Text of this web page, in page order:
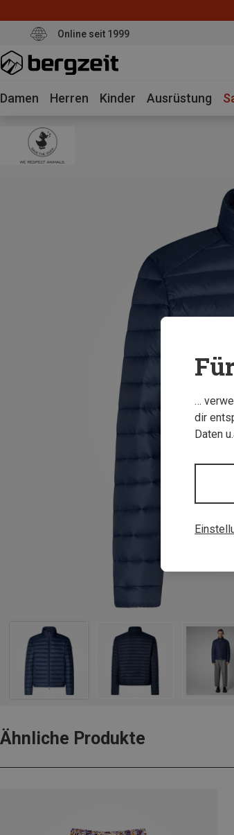
Online seit 1999
Damen Herren Kinder Ausrüstung
Ähnliche Produkte
…
dir
Daten